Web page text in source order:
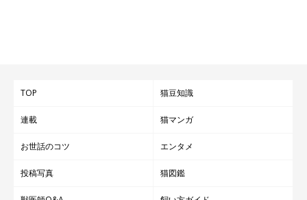
TOP 猫豆知識
連載 猫マンガ
お世話のコツ エンタメ
投稿写真 猫図鑑